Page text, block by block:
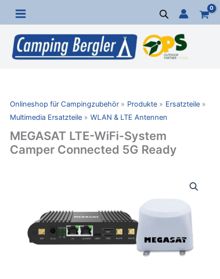
Inhalt
springen
Onlineshop für Campingzubehör Produkte
Ersatzteile
Multimedia Ersatzteile
WLAN & LTE Antennen
MEGASAT LTE-WiFi-System
Camper Connected 5G Ready
Connected
Ready